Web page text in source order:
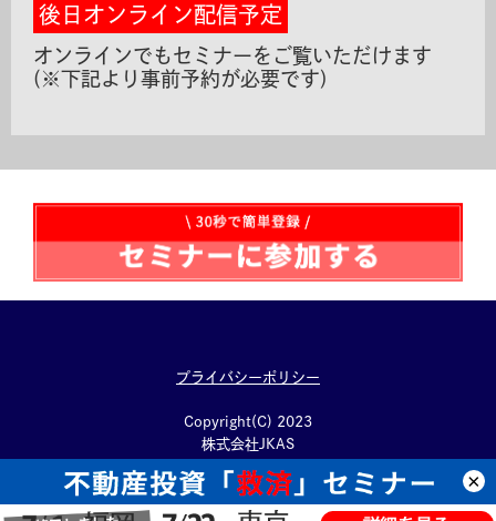
×
後日オンライン配信予定
オンラインでもセミナーをご覧いただけます
(※下記より事前予約が必要です)
プライバシーポリシー
Copyright(C) 2023
株式会社JKAS